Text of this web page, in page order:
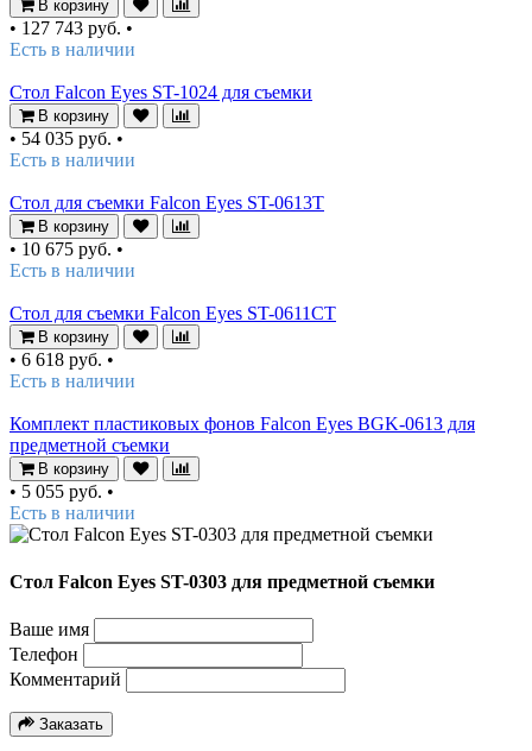
В корзину
• 127 743 руб. •
Есть в наличии
Стол Falcon Eyes ST-1024 для съемки
В корзину
• 54 035 руб. •
Есть в наличии
Стол для съемки Falcon Eyes ST-0613T
В корзину
• 10 675 руб. •
Есть в наличии
Стол для съемки Falcon Eyes ST-0611CT
В корзину
• 6 618 руб. •
Есть в наличии
Комплект пластиковых фонов Falcon Eyes BGK-0613 для
предметной съемки
В корзину
• 5 055 руб. •
Есть в наличии
Стол Falcon Eyes ST-0303 для предметной съемки
Ваше имя
Телефон
Комментарий
Заказать